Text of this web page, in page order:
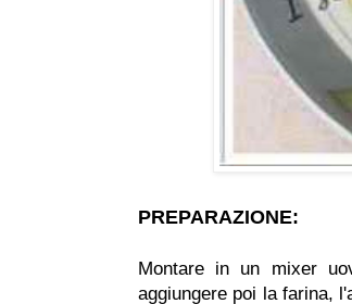
PREPARAZIONE:
Montare in un mixer
aggiungere poi la farina,